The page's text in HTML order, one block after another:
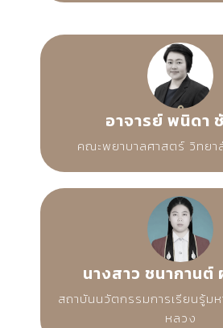
อาจารย์ พนิดา
คณะพยาบาลศาสตร์ วิทยา
นางสาว ชนากานต์
สถาบันนวัตกรรมการเรียนรู้ม
หลวง